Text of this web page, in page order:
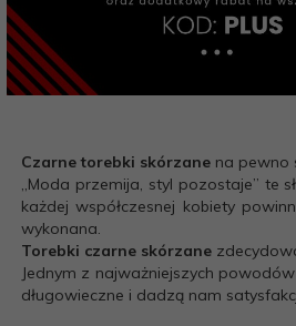
Czarne torebki skórzane na pewno
„Moda przemija, styl pozostaje” te
każdej współczesnej kobiety
wykonana.
Torebki czarne skórzane
Jednym z najważniejszych
długowieczne i dadzą nam